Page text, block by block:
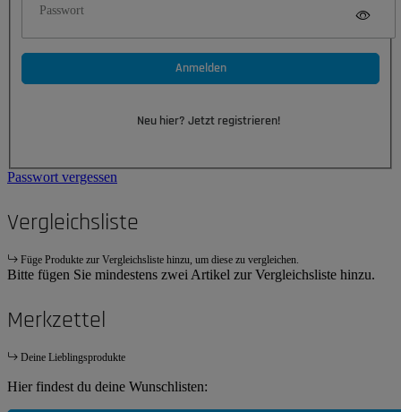
Passwort
Anmelden
Neu hier? Jetzt registrieren!
Passwort vergessen
Vergleichsliste
Füge Produkte zur Vergleichsliste hinzu, um diese zu vergleichen.
Bitte fügen Sie mindestens zwei Artikel zur Vergleichsliste hinzu.
Merkzettel
Deine Lieblingsprodukte
Hier findest du deine Wunschlisten: